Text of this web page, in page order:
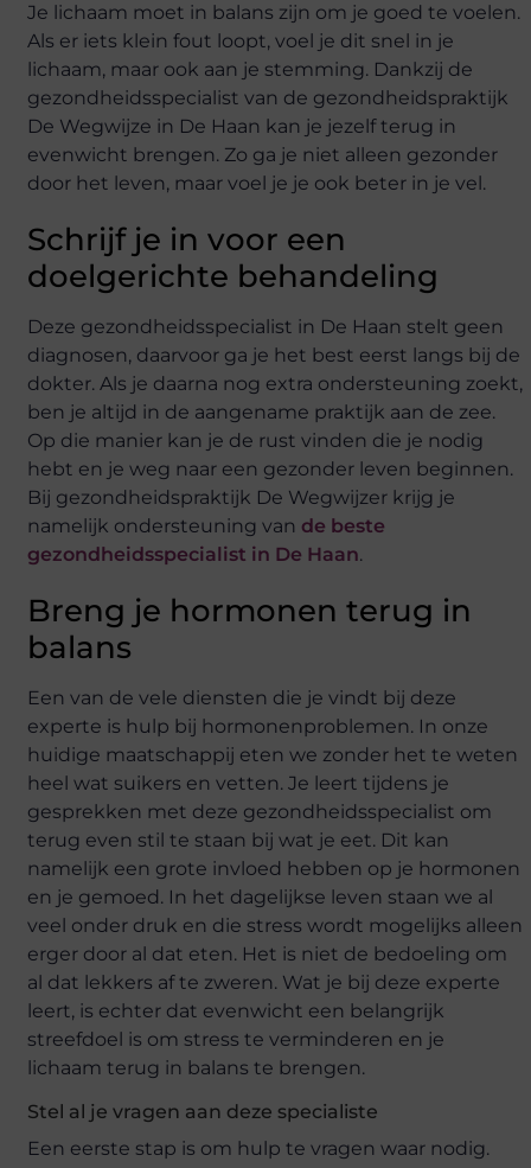
Je lichaam moet in balans zijn om je goed te voelen.
Als er iets klein fout loopt, voel je dit snel in je
lichaam, maar ook aan je stemming. Dankzij de
gezondheidsspecialist van de gezondheidspraktijk
De Wegwijze in De Haan kan je jezelf terug in
evenwicht brengen. Zo ga je niet alleen gezonder
door het leven, maar voel je je ook beter in je vel.
Schrijf je in voor een
doelgerichte behandeling
Deze gezondheidsspecialist in De Haan stelt geen
diagnosen, daarvoor ga je het best eerst langs bij de
dokter. Als je daarna nog extra ondersteuning zoekt,
ben je altijd in de aangename praktijk aan de zee.
Op die manier kan je de rust vinden die je nodig
hebt en je weg naar een gezonder leven beginnen.
Bij gezondheidspraktijk De Wegwijzer krijg je
namelijk ondersteuning van de beste
gezondheidsspecialist in De Haan.
Breng je hormonen terug in
balans
Een van de vele diensten die je vindt bij deze
experte is hulp bij hormonenproblemen. In onze
huidige maatschappij eten we zonder het te weten
heel wat suikers en vetten. Je leert tijdens je
gesprekken met deze gezondheidsspecialist om
terug even stil te staan bij wat je eet. Dit kan
namelijk een grote invloed hebben op je hormonen
en je gemoed. In het dagelijkse leven staan we al
veel onder druk en die stress wordt mogelijks alleen
erger door al dat eten. Het is niet de bedoeling om
al dat lekkers af te zweren. Wat je bij deze experte
leert, is echter dat evenwicht een belangrijk
streefdoel is om stress te verminderen en je
lichaam terug in balans te brengen.
Stel al je vragen aan deze specialiste
Een eerste stap is om hulp te vragen waar nodig.